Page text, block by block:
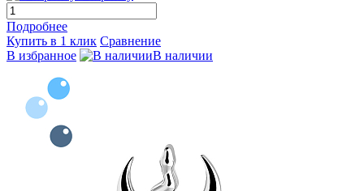
Подробнее
Купить в 1 клик Сравнение
В избранное
В наличии